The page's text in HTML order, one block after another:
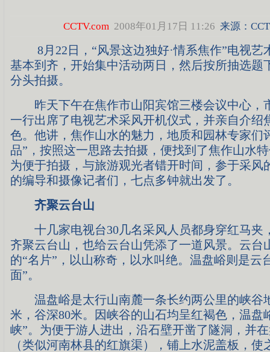
CCTV.com 2008年01月17日 11:26 来源：
8月22日，“风景这边独好·情系焦作”电视艺
基本到齐，开始集中活动两日，然后按所抽选题
分头拍摄。
昨天下午在焦作市山阳宾馆三楼会议中心，
一行出席了电视艺术采风开机仪式，并亲自介绍
色。他讲，焦作山水的魅力，地质和园林专家们
品”，按照这一思路去拍摄，便找到了焦作山水
为便于拍摄，与旅游观光者错开时间，参于采风
的编导和摄像记者们，七点多钟就出发了。
齐聚云台山
十几家电视台30几名采风人员都身穿红马夹
齐聚云台山，也给云台山凭添了一道风景。云台
的“名片”，以山称奇，以水叫绝。温盘峪则是云
面”。
温盘峪是太行山南麓一条长约两公里的峡谷
米，谷深80米。因峡谷的山石均呈红褐色，温盘
峡”。为便于游人进出，沿石壁开凿了隧洞，并
（类似河南林县的红旗渠），铺上水泥盖板，使